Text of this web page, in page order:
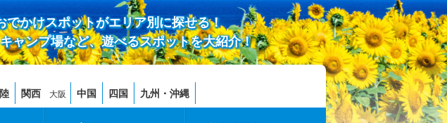
かけスポットがエリア別に探せる！
ャンプ場など、遊べるスポットを大紹介！
関西 大阪 中国 四国 九州・沖縄